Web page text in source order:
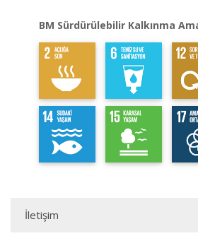
BM Sürdürülebilir Kalkınma
İletişim